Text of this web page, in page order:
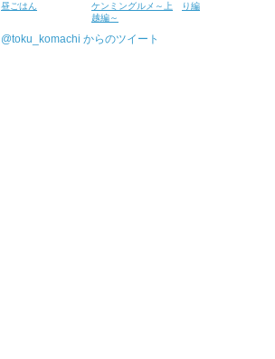
昼ごはん
ケンミングルメ～上
越編～
り編
@toku_komachi からのツイート